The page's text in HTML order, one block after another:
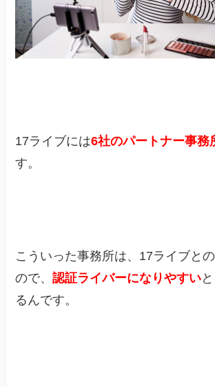
17ライブには6社のパートナー事務
す。
こういった事務所は、17ライブと
ので、認証ライバーになりやすい
るんです。